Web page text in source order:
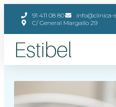
91 411 08 80
info@clinica-
C/ General Margallo 29